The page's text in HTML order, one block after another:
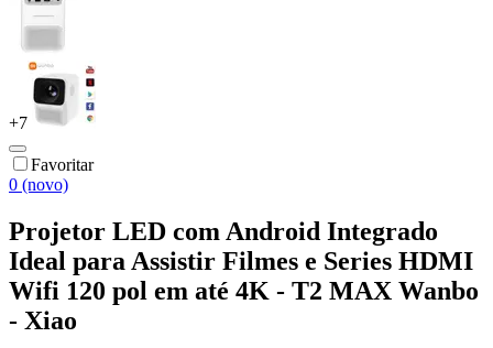
+7
Favoritar
0 (novo)
Projetor LED com Android Integrado
Ideal para Assistir Filmes e Series HDMI
Wifi 120 pol em até 4K - T2 MAX Wanbo
- Xiao